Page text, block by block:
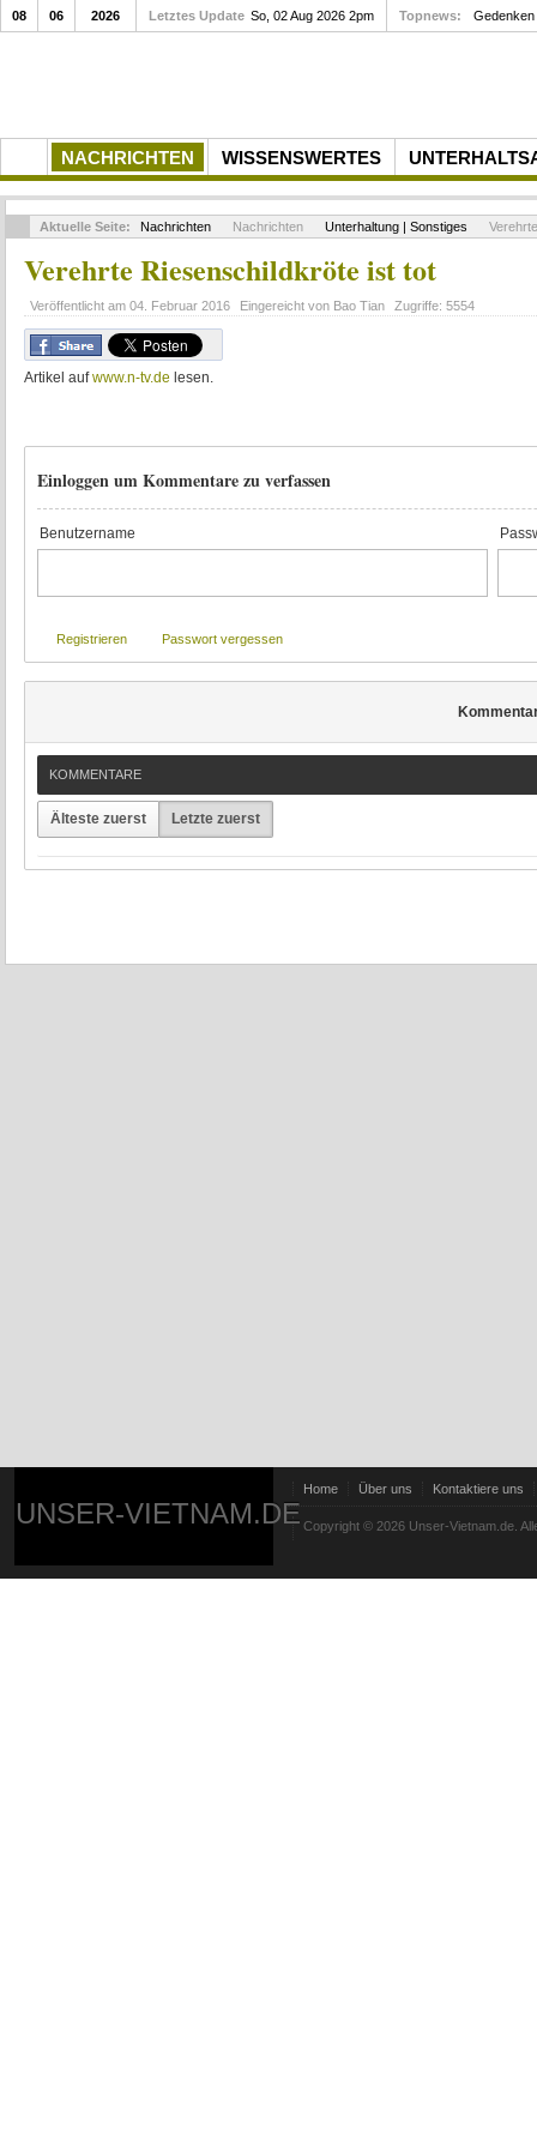
NACHRICHTEN WISSENSWERTES
08 06 2026 Letztes Update So, 02 Aug 2026 2pm Topnews: Gedenken
Aktuelle Seite: Nachrichten Nachrichten Unterhaltung | Sonstiges
Verehrte Riesenschildkröte ist tot
Veröffentlicht am 04. Februar 2016 Eingereicht von Bao Tian Zugriffe: 5554
Artikel aufwww.n-tv.de lesen.
Einloggen um Kommentare zu verfassen
Benutzername
Registrieren Passwort vergessen
KOMMENTARE
Älteste zuerst Letzte zuerst
UNSER-VIETNAM.DE
Home Über uns Kontaktiere uns
Copyright © 2026 Unser-Vietnam.de.